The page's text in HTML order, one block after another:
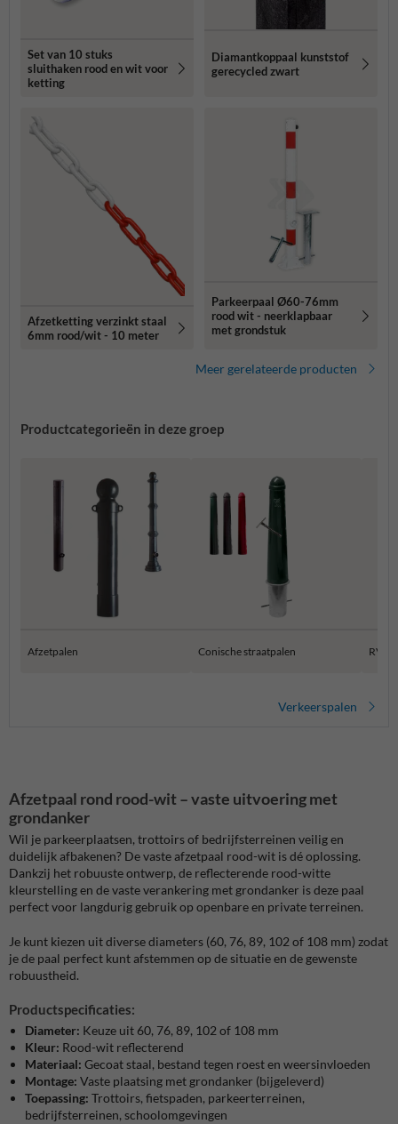
Set van 10 stuks
sluithaken rood en wit voor
ketting
Diamantkoppaal kunststof
gerecycled zwart
Afzetketting verzinkt staal
6mm rood/wit - 10 meter
Parkeerpaal Ø60-76mm
rood wit - neerklapbaar
met grondstuk
Meer gerelateerde producten
Productcategorieën in deze groep
Afzetpalen Conische straatpalen RVS
Verkeerspalen
Afzetpaal rond rood-wit – vaste uitvoering met
grondanker
Wil je parkeerplaatsen, trottoirs of bedrijfsterreinen veilig en
duidelijk afbakenen? De vaste afzetpaal rood-wit is dé oplossing.
Dankzij het robuuste ontwerp, de reflecterende rood-witte
kleurstelling en de vaste verankering met grondanker is deze paal
perfect voor langdurig gebruik op openbare en private terreinen.
Je kunt kiezen uit diverse diameters (60, 76, 89, 102 of 108 mm) zodat
je de paal perfect kunt afstemmen op de situatie en de gewenste
robuustheid.
Productspecificaties:
Diameter: Keuze uit 60, 76, 89, 102 of 108 mm
Kleur: Rood-wit reflecterend
Materiaal: Gecoat staal, bestand tegen roest en weersinvloeden
Montage: Vaste plaatsing met grondanker (bijgeleverd)
Toepassing: Trottoirs, fietspaden, parkeerterreinen,
bedrijfsterreinen, schoolomgevingen